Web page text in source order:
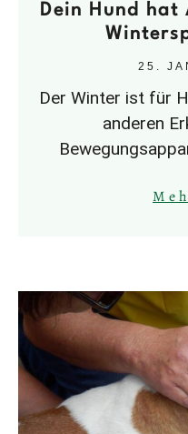
Dein Hund
25.
Der Winter ist für
anderen
Überlastung